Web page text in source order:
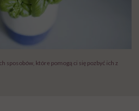
sposobów, które pomogą ci się pozbyć ich z